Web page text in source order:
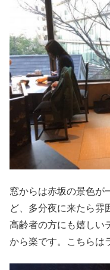
窓からは赤坂の景色が
ど、多分夜に来たら雰
高齢者の方にも嬉しい
から楽です。こちらは